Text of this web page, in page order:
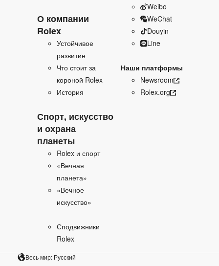
О компании
Rolex
Устойчивое
развитие
Что стоит за
короной Rolex
История
Спорт, искусство
и охрана
планеты
Rolex и спорт
«Вечная
планета»
«Вечное
искусство»
Сподвижники
Rolex
Weibo
WeChat
Douyin
Line
Наши платформы
Newsroom
Rolex.org
Весь мир: Русский